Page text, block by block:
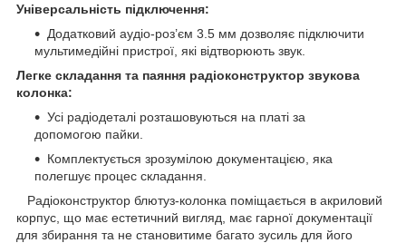
Універсальність підключення:
Додатковий аудіо-роз’єм 3.5 мм дозволяє підключити
мультимедійні пристрої, які відтворюють звук.
Легке складання та паяння радіоконструктор звукова
колонка:
Усі радіодеталі розташовуються на платі за
допомогою пайки.
Комплектується зрозумілою документацією, яка
полегшує процес складання.
Радіоконструктор блютуз-колонка поміщається в акриловий
корпус, що має естетичний вигляд, має гарної документації
для збирання та не становитиме багато зусиль для його